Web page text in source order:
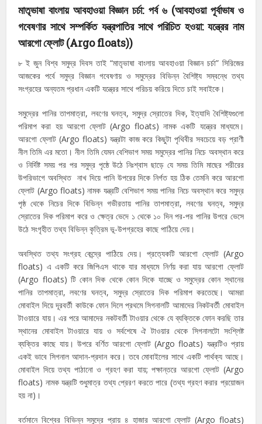
মাতৃভাষা বাংলায় আবহাওয়া বিজ্ঞান চর্চা: পর্ব ৬ (আবহাওয়া পূর্বাভাষ ও
গবেষণার সাথে সম্পর্কিত যন্ত্রপাতির সাথে পরিচিত হওয়া: যন্ত্রের নাম
আরগো ফ্লোট (Argo floats))
৮ ই জুন বিশ্ব সমুদ্র দিবস তাই “মাতৃভাষা বাংলায় আবহাওয়া বিজ্ঞান চর্চা” সিরিজের
আজকের পর্বে সমুদ্র বিজ্ঞান গবেষণায় ও সমুদ্রের বিভিন্ন বৈশিষ্ট্য সম্বন্ধে তথ্য
সংগ্রহের অন্যতম প্রধান একটি যন্ত্রের সাথে পরিচয় করিয়ে দিতে চাই সবাইকে।
সমুদ্রের পানির তাপমাত্রা, লবণের ঘনত্ব, সমুদ্র স্রোতের দিক, ইত্যাদি বৈশিষ্ট্যগুলো
পরিমাপ করা হয় আরগো ফ্লোট (Argo floats) নামক একটি যন্ত্রের মাধ্যমে।
আরগো ফ্লোট (Argo floats) যন্ত্রটা কাজ করে কিছুটা পৃথিবীর সবচেয়ে বড় প্রাণী
নীল তিমি এর মতো। নীল তিমি যেমন বেশিভাগ সময় সমুদ্রের পানির নিচে অবস্থান করে
ও নির্দিষ্ট সময় পর পর সমুদ্র পৃষ্ঠে উঠে নিঃশ্বাস ছাড়ে যে সময় তিমি মাছের শরীরের
উপরিভাগে অবস্থিত নাখ দিয়ে পানি উপরের দিকে নির্গত হয় ঠিক তেমনি করে আরগো
ফ্লোট (Argo floats) নামক যন্ত্রটি বেশিভাগ সময় পানির নিচে অবস্থান করে সমুদ্র
পৃষ্ঠ থেকে নিচের দিকে বিভিন্ন গভীরতায় পানির তাপমাত্রা, লবণের ঘনত্ব, সমুদ্র
স্রোতের দিক পরিমাপ করে ও ক্ষেত্র ভেদে ১ থেকে ১০ দিন পর-পর পানির উপরে ভেসে
উঠে সংগৃহীত তথ্য বিভিন্ন কৃত্রিম ভূ-উপগ্রহের কাছে পাঠিয়ে দেয়।
অবস্থিত তথ্য সংগ্রহ কেন্দ্রে পাঠিয়ে দেয়। প্রত্যেকটি আরগো ফ্লোট (Argo
floats) এ একটি করে জিপিএস থাকে যার মাধ্যমে নির্ণয় করা যায় আরগো ফ্লোট
(Argo floats) টি কোন দিক থেকে কোন দিকে যাচ্ছে ও সমুদ্রের কোন স্থানের
পানির তাপমাত্রা, লবণের ঘনত্ব, সমুদ্র স্রোতের দিক পরিমাপ করতেছে। আমরা
মোবাইল দিয়ে দূরবর্তী কাউকে ফোন দিলে প্রথমে সিগনালটি আমাদের নিকটবর্তী মোবাইল
টাওয়ারে যায়। এর পরে আমাদের নকটবর্তী টাওয়ার থেকে যে ব্যক্তিকে ফোন করছি তার
স্থানের মোবাইল টাওয়ারে যায় ও সর্বশেষে ঐ টাওয়ার থেকে সিগনালটো সংশ্লিষ্ট
ব্যক্তির কাছে যায়। উপরে বর্ণিত আরগো ফ্লোট (Argo floats) যন্ত্রটিও প্রায়
একই ভাবে সিগনাল আদান-প্রদান করে। তবে মোবাইলের সাথে একটি পার্থক্য আছে।
মোবাইল দিয়ে তথ্য পাঠানো ও গ্রহণ করা যায়; পক্ষান্তরে আরগো ফ্লোট (Argo
floats) নামক যন্ত্রটি শুধুমাত্র তথ্য প্রেরণ করতে পারে (তথ্য গ্রহণ করার প্রয়োজন
হয় না)।
বর্তমানে বিশ্বের বিভিন্ন সমুদ্রে প্রায় ৪ হাজার আরগো ফ্লোট (Argo floats)